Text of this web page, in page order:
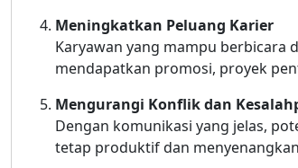
Meningkatkan Peluang Karier
Karyawan yang mampu berbicara
mendapatkan promosi, proyek
Mengurangi Konflik dan
Dengan komunikasi yang jelas,
tetap produktif dan